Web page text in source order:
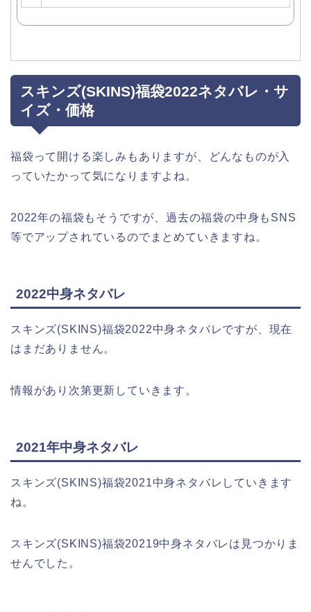
スキンズ(SKINS)福袋2022ネタバレ・サ
イズ・価格
福袋って開ける楽しみもありますが、どんなものが入
っていたかって気になりますよね。
2022年の福袋もそうですが、過去の福袋の中身もSNS
等でアップされているのでまとめていきますね。
2022中身ネタバレ
スキンズ(SKINS)福袋2022中身ネタバレですが、現在
はまだありません。
情報があり次第更新していきます。
2021年中身ネタバレ
スキンズ(SKINS)福袋2021中身ネタバレしていきます
ね。
スキンズ(SKINS)福袋20219中身ネタバレは見つかりま
せんでした。